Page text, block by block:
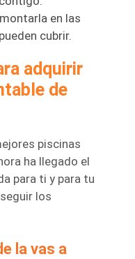
en las
cubrir.
adquirir
de
piscinas
ha llegado el
para ti y para tu
los
la vas a